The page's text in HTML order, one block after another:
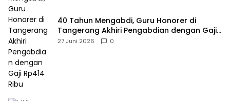
40 Tahun Mengabdi, Guru Honorer di
Tangerang Akhiri Pengabdian dengan Gaji
Rp414 Ribu
27 Juni 2026 0